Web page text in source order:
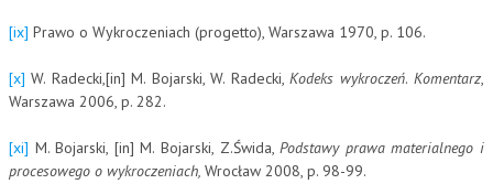
[ix] Prawo o Wykroczeniach (progetto), Warszawa 1970, p. 106.
[x] W. Radecki,[in] M. Bojarski, W. Radecki,Kodeks wykroczeń. Komentarz,
Warszawa 2006, p. 282.
[xi] M. Bojarski, [in] M. Bojarski, Z.Świda,Podstawy prawa materialnego i
procesowego o wykroczeniach, Wrocław 2008, p. 98-99.